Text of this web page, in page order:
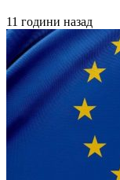
11 години назад